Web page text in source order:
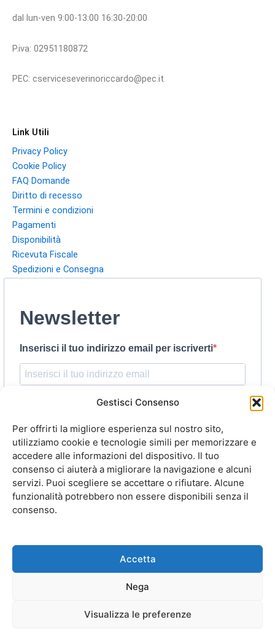
Gestisci Consenso
Per offrirti la migliore esperienza sul nostro sito,
utilizziamo cookie e tecnologie simili per memorizzare e
accedere alle informazioni del dispositivo. Il tuo
consenso ci aiuterà a migliorare la navigazione e alcuni
servizi. Puoi scegliere se accettare o rifiutare. Alcune
funzionalità potrebbero non essere disponibili senza il
consenso.
Accetta
Nega
Visualizza le preferenze
dal lun-ven 9:00-13:00 16:30-20:00
P.iva: 02951180872
PEC: cserviceseverinoriccardo@pec.it
Link Utili
Privacy Policy
Cookie Policy
FAQ Domande
Diritto di recesso
Termini e condizioni
Pagamenti
Disponibilità
Ricevuta Fiscale
Spedizioni e Consegna
Newsletter
Inserisci il tuo indirizzo email per iscriverti
Indica il tuo indirizzo email per iscriverti. Es. abc@xyz.com
ho letto e accetto l'informativa sulla
acconsento al trattamento dei miei dati per l’invio della
Newsletter.
ISCRIVITI
Copyright © 2025 Cartaservice
All rights reserved –Privacy